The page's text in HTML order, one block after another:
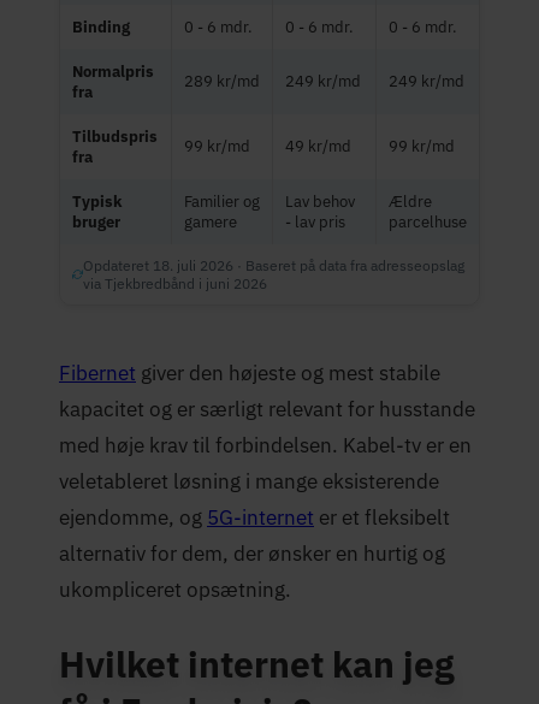
Binding 0 - 6 mdr. 0 - 6 mdr. 0 - 6 mdr.
Normalpris
fra
289 kr/md 249 kr/md 249 kr/md
Tilbudspris
fra
99 kr/md 49 kr/md 99 kr/md
Typisk
bruger
Familier og
gamere
Lav behov
- lav pris
Ældre
parcelhuse
Opdateret 18. juli 2026 · Baseret på data fra adresseopslag
via Tjekbredbånd i juni 2026
Fibernet giver den højeste og mest stabile
kapacitet og er særligt relevant for husstande
med høje krav til forbindelsen. Kabel-tv er en
veletableret løsning i mange eksisterende
ejendomme, og 5G-internet er et fleksibelt
alternativ for dem, der ønsker en hurtig og
ukompliceret opsætning.
Hvilket internet kan jeg